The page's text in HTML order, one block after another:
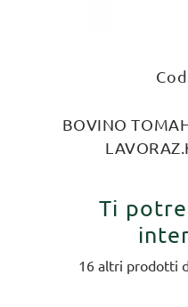
BOVINO
Ti
16 altri prodotti